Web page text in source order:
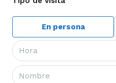
En persona
Hora